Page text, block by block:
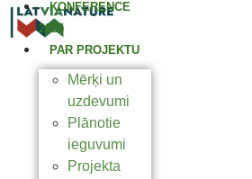
KONFERENCE
2025
PAR PROJEKTU
Mērķi un
uzdevumi
Plānotie
ieguvumi
Projekta